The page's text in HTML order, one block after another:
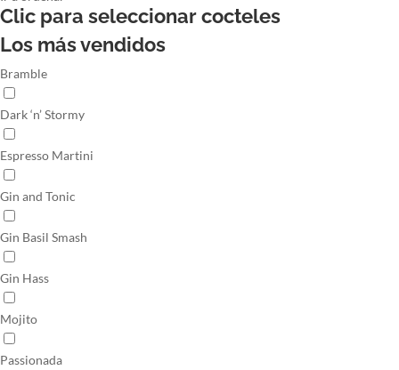
Clic para seleccionarcocteles
Los más vendidos
Bramble
Dark ‘n’ Stormy
Espresso Martini
Gin and Tonic
Gin Basil Smash
Gin Hass
Mojito
Passionada